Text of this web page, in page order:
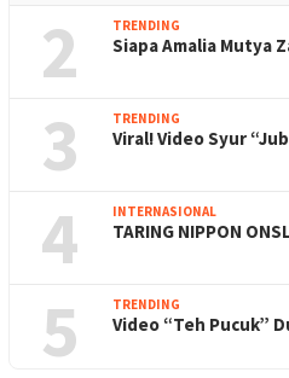
2 TRENDING
Siapa Amalia Mutya
3 TRENDING
Viral! Video Syur
4 INTERNASIONAL
TARING NIPPON
5 TRENDING
Video “Teh Pucuk”